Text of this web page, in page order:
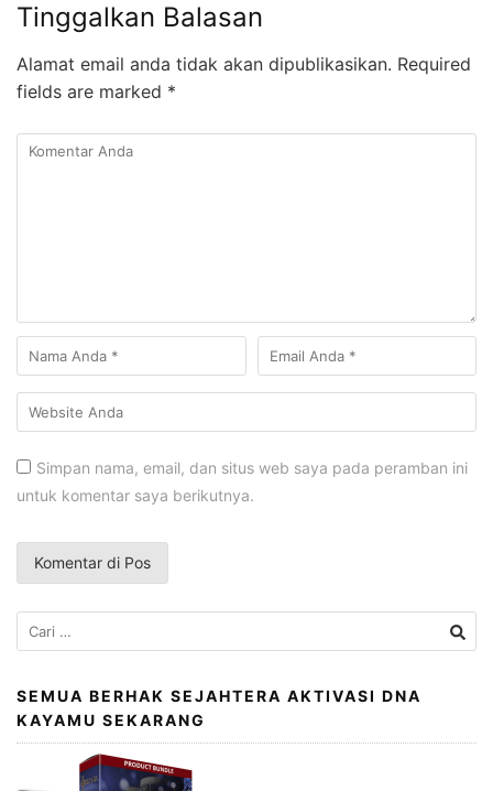
Tinggalkan Balasan
Alamat email anda tidak akan dipublikasikan. Required
fields are marked *
Simpan nama, email, dan situs web saya pada peramban ini
untuk komentar saya berikutnya.
Cari
untuk:
SEMUA BERHAK SEJAHTERA AKTIVASI DNA
KAYAMU SEKARANG